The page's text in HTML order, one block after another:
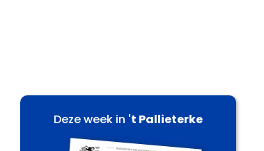
Deze week in 't Pallieterke